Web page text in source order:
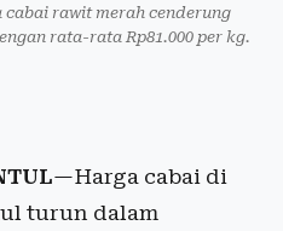
rawit merah cenderung
rata-rata Rp81.000 per kg.
—Harga cabai di
turun dalam